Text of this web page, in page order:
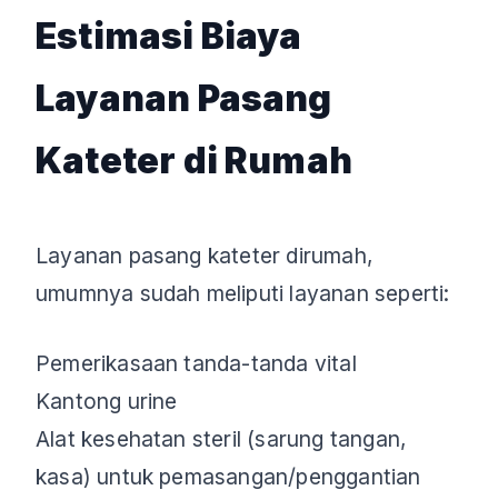
Estimasi Biaya
Layanan Pasang
Kateter di Rumah
Layanan pasang kateter dirumah,
umumnya sudah meliputi layanan seperti:
Pemerikasaan tanda-tanda vital
Kantong urine
Alat kesehatan steril (sarung tangan,
kasa) untuk pemasangan/penggantian